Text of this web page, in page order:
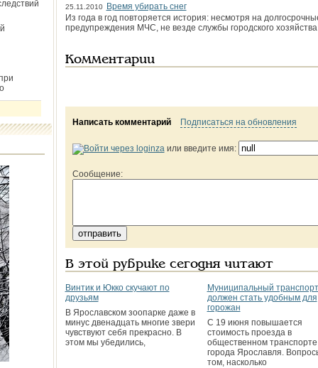
25.11.2010
Время убирать снег
Из года в год повторяется история: несмотря на
предупреждения МЧС, не везде службы город­ского
Комментарии
Написать комментарий Подписаться на обновления
или введите имя:
Сообщение:
В этой рубрике сегодня читают
Винтик и Юкко скучают по
друзьям
В Ярославском зоопарке даже в
минус двенадцать многие звери
чувствуют себя прекрасно. В
этом мы убедились,
Муниципальный транспорт
должен стать удобным для
горожан
С 19 июня повышается
стоимость проезда в
общественном транспорте
города Ярославля.
том, насколько